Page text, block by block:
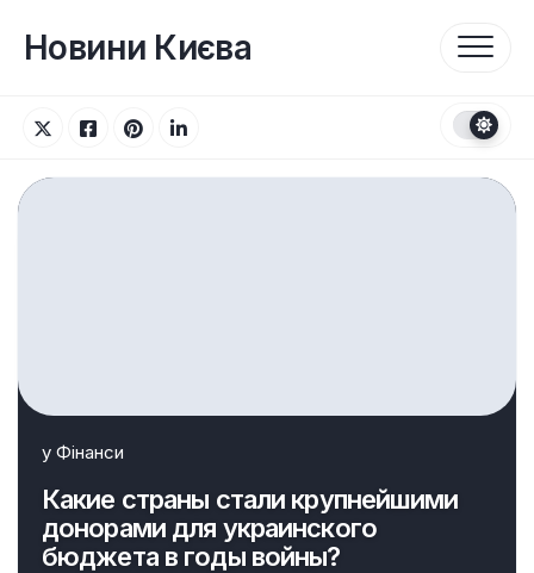
вмістуНовини Києва
у Фінанси
Какие страны стали крупнейшими
донорами для украинского
бюджета в годы войны?